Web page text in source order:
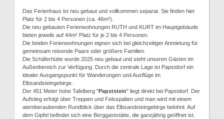
Das Ferienhaus ist neu gebaut und vollkommen separat. Sie finden hier
Platz für 2 bis 4 Personen (ca. 46m²).
Die neu gebauten Ferienwohnungen RUTH und KURT im Hauptgebäude
bieten jeweils auf 44m² Platz für je 2 bis 4 Personen.
Die beiden Ferienwohnungen eignen sich bei gleichzeitiger Anmietung für
gemeinsam reisende Paare oder größere Familien.
Die Schäferhütte wurde 2025 neu gebaut und steht unseren Gästen im
Außenbereich zur Verfügung. Durch die zentrale Lage ist Papstdorf ein
idealer Ausgangspunkt für Wanderungen und Ausflüge im
Elbsandsteingebirge.
Der 451 Meter hohe Tafelberg "Papststein" liegt direkt bei Papstdorf. Der
Aufstieg erfolgt über Treppen und Felsspalten und man wird mit einem
atemberaubenden Rundblick über das Elbsandsteingebirge belohnt. Auf
dem Gipfel befindet sich eine Berggaststätte, die ganzjährig geöffnet ist.